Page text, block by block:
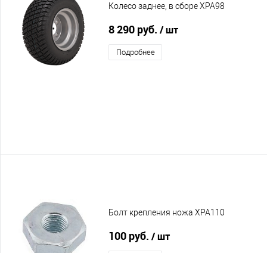
Колесо заднее, в сборе XPA98
8 290 руб. / шт
Подробнее
Болт крепления ножа XPA110
100 руб. / шт